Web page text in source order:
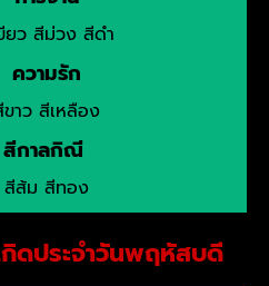
ยว สีม่วง สีดำ
ความรัก
าว สีเหลือง
สีกาลกิณี
สีส้ม สีทอง
ดประจำวันพฤหัสบดี